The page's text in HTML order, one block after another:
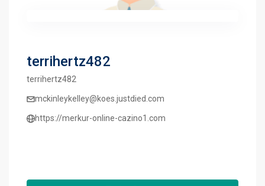
terrihertz482
terrihertz482
mckinleykelley@koes.justdied.com
https://merkur-online-cazino1.com